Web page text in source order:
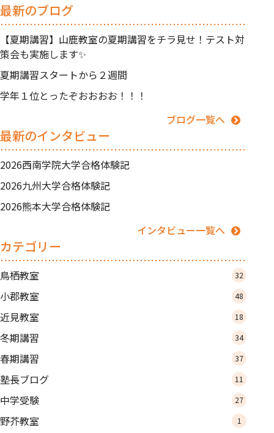
最新のブログ
【夏期講習】山鹿教室の夏期講習をチラ見せ！テスト対
策会も実施します✨
夏期講習スタートから２週間
学年１位とったぞおおおお！！！
ブログ一覧へ
最新のインタビュー
2026西南学院大学合格体験記
2026九州大学合格体験記
2026熊本大学合格体験記
インタビュー一覧へ
カテゴリー
鳥栖教室 32
小郡教室 48
近見教室 18
冬期講習 34
春期講習 37
塾長ブログ 11
中学受験 27
野芥教室 1